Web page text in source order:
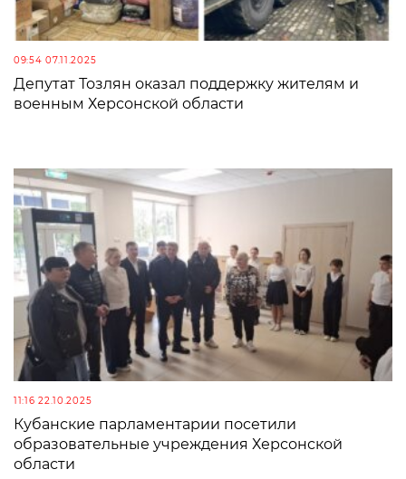
09:54 07.11.2025
Депутат Тозлян оказал поддержку жителям и
военным Херсонской области
11:16 22.10.2025
Кубанские парламентарии посетили
образовательные учреждения Херсонской
области